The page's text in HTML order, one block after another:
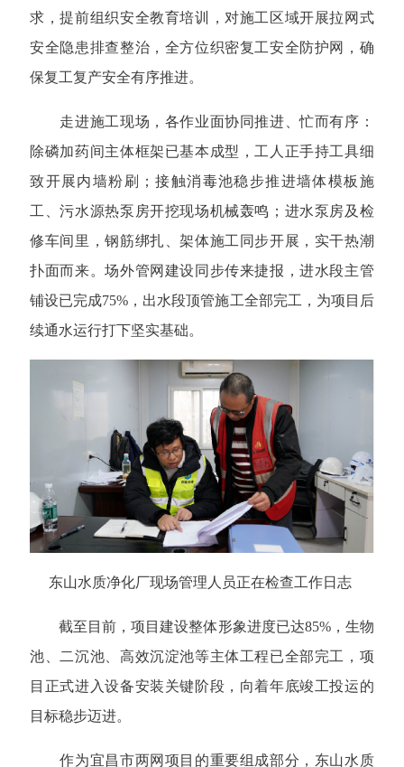
求，提前组织安全教育培训，对施工区域开展拉网式
安全隐患排查整治，全方位织密复工安全防护网，确
保复工复产安全有序推进。
走进施工现场，各作业面协同推进、忙而有序：
除磷加药间主体框架已基本成型，工人正手持工具细
致开展内墙粉刷；接触消毒池稳步推进墙体模板施
工、污水源热泵房开挖现场机械轰鸣；进水泵房及检
修车间里，钢筋绑扎、架体施工同步开展，实干热潮
扑面而来。场外管网建设同步传来捷报，进水段主管
铺设已完成75%，出水段顶管施工全部完工，为项目后
续通水运行打下坚实基础。
东山水质净化厂现场管理人员正在检查工作日志
截至目前，项目建设整体形象进度已达85%，生物
池、二沉池、高效沉淀池等主体工程已全部完工，项
目正式进入设备安装关键阶段，向着年底竣工投运的
目标稳步迈进。
作为宜昌市两网项目的重要组成部分，东山水质